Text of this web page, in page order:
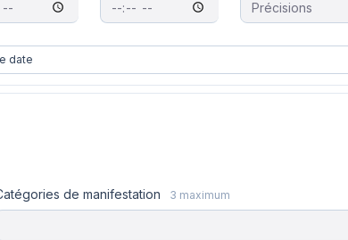
date
de manifestation 3 maximum